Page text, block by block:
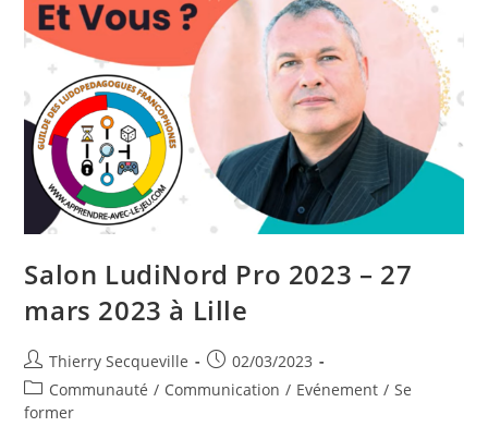
Salon LudiNord Pro 2023 – 27
mars 2023 à Lille
Auteur/autrice
de
la
Thierry Secqueville
Publication
publiée :
02/03/2023
Post
category:
Communauté / Communication / Evénement / Se
former